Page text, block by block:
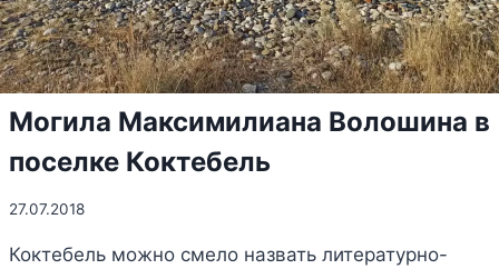
Могила Максимилиана Волошина в
поселке Коктебель
27.07.2018
Коктебель можно смело назвать литературно-